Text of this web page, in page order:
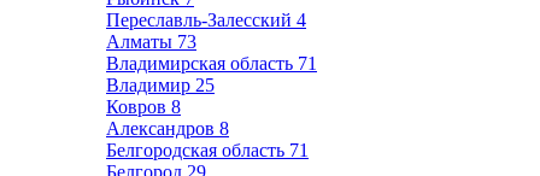
Переславль-Залесский 4
Алматы 73
Владимирская область 71
Владимир 25
Ковров 8
Александров 8
Белгородская область 71
Белгород 29